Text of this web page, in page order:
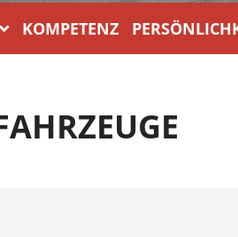
KOMPETENZ